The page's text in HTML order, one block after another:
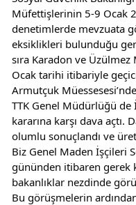
Müfettişlerinin 5-9 Ocak
denetimlerde mevzuata
eksiklikleri bulunduğu
sıra Karadon ve
Ocak tarihi itibariyle
Armutçuk
TTK Genel Müdürlüğü
kararına karşı dava açtı.
olumlu sonuçlandı ve
Biz Genel Maden İşçileri
gününden itibaren gerek
bakanlıklar nezdinde
Bu görüşmelerin